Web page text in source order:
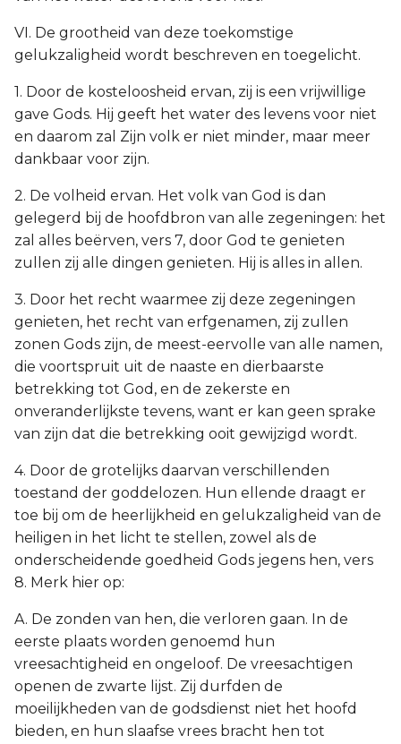
VI. De grootheid van deze toekomstige
gelukzaligheid wordt beschreven en toegelicht.
1. Door de kosteloosheid ervan, zij is een vrijwillige
gave Gods. Hij geeft het water des levens voor niet
en daarom zal Zijn volk er niet minder, maar meer
dankbaar voor zijn.
2. De volheid ervan. Het volk van God is dan
gelegerd bij de hoofdbron van alle zegeningen: het
zal alles beërven, vers 7, door God te genieten
zullen zij alle dingen genieten. Hij is alles in allen.
3. Door het recht waarmee zij deze zegeningen
genieten, het recht van erfgenamen, zij zullen
zonen Gods zijn, de meest-eervolle van alle namen,
die voortspruit uit de naaste en dierbaarste
betrekking tot God, en de zekerste en
onveranderlijkste tevens, want er kan geen sprake
van zijn dat die betrekking ooit gewijzigd wordt.
4. Door de grotelijks daarvan verschillenden
toestand der goddelozen. Hun ellende draagt er
toe bij om de heerlijkheid en gelukzaligheid van de
heiligen in het licht te stellen, zowel als de
onderscheidende goedheid Gods jegens hen, vers
8. Merk hier op:
A. De zonden van hen, die verloren gaan. In de
eerste plaats worden genoemd hun
vreesachtigheid en ongeloof. De vreesachtigen
openen de zwarte lijst. Zij durfden de
moeilijkheden van de godsdienst niet het hoofd
bieden, en hun slaafse vrees bracht hen tot